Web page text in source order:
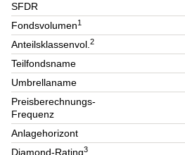
SFDR
Fondsvolumen1
Anteilsklassenvol.2
Teilfondsname
Umbrellaname
Preisberechnungs-
Frequenz
Anlagehorizont
Diamond-Rating3